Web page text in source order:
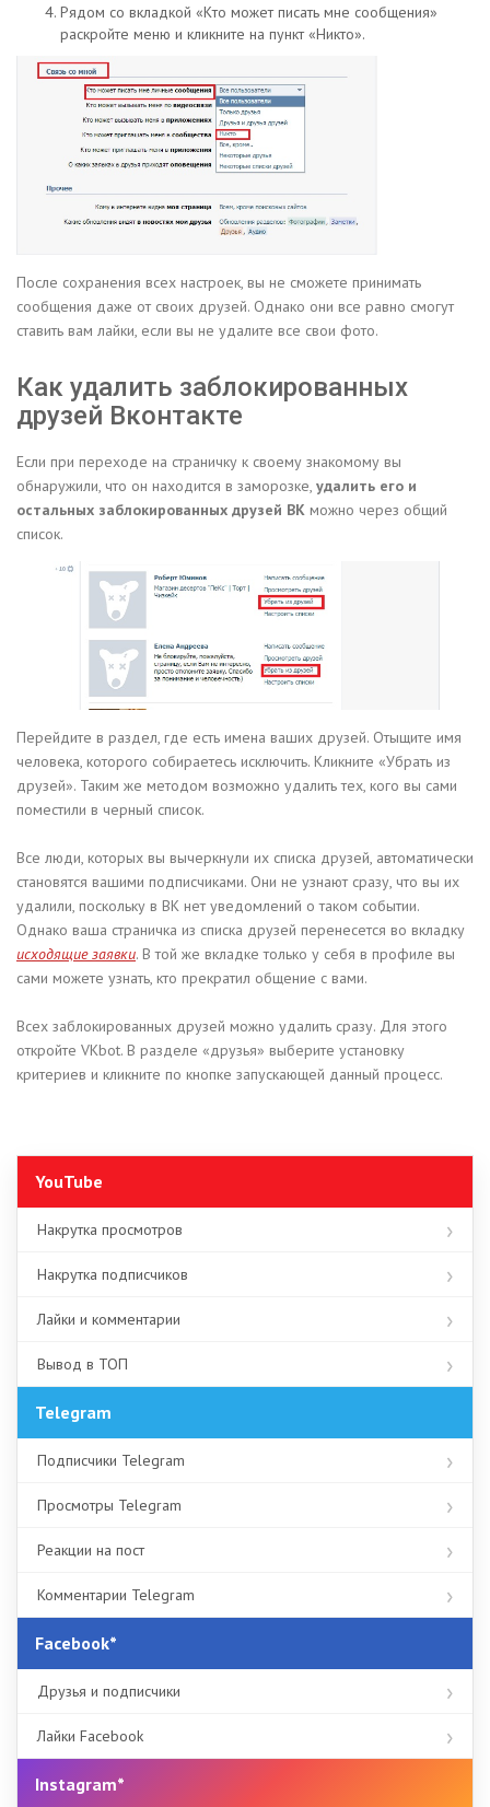
Рядом со вкладкой «Кто может писать мне сообщения»
раскройте меню и кликните на пункт «Никто».
После сохранения всех настроек, вы не сможете принимать
сообщения даже от своих друзей. Однако они все равно смогут
ставить вам лайки, если вы не удалите все свои фото.
Как удалить заблокированных
друзей Вконтакте
Если при переходе на страничку к своему знакомому вы
обнаружили, что он находится в заморозке, удалить его и
остальных заблокированных друзей ВК можно через общий
список.
Перейдите в раздел, где есть имена ваших друзей. Отыщите имя
человека, которого собираетесь исключить. Кликните «Убрать из
друзей». Таким же методом возможно удалить тех, кого вы сами
поместили в черный список.
Все люди, которых вы вычеркнули их списка друзей, автоматически
становятся вашими подписчиками. Они не узнают сразу, что вы их
удалили, поскольку в ВК нет уведомлений о таком событии.
Однако ваша страничка из списка друзей перенесется во вкладку
исходящие заявки. В той же вкладке только у себя в профиле вы
сами можете узнать, кто прекратил общение с вами.
Всех заблокированных друзей можно удалить сразу. Для этого
откройте VKbot. В разделе «друзья» выберите установку
критериев и кликните по кнопке запускающей данный процесс.
YouTube
Накрутка просмотров
Накрутка подписчиков
Лайки и комментарии
Вывод в ТОП
Telegram
Подписчики Telegram
Просмотры Telegram
Реакции на пост
Комментарии Telegram
Facebook*
Друзья и подписчики
Лайки Facebook
Instagram*